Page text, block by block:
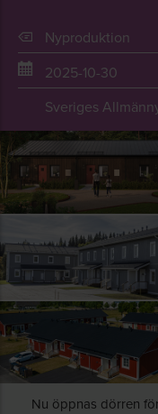
Nyproduktion
2025-10-30
Sveriges
Nu öppnas dörren